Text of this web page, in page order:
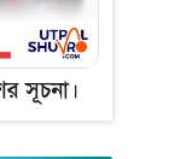
সূচনা।